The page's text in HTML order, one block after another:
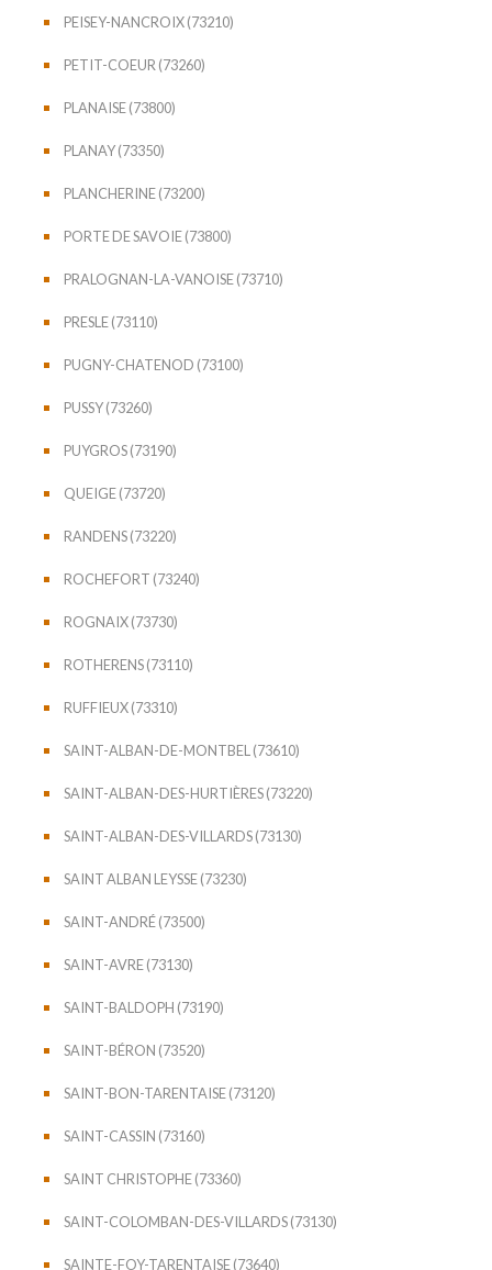
PEISEY-NANCROIX (73210)
PETIT-COEUR (73260)
PLANAISE (73800)
PLANAY (73350)
PLANCHERINE (73200)
PORTE DE SAVOIE (73800)
PRALOGNAN-LA-VANOISE (73710)
PRESLE (73110)
PUGNY-CHATENOD (73100)
PUSSY (73260)
PUYGROS (73190)
QUEIGE (73720)
RANDENS (73220)
ROCHEFORT (73240)
ROGNAIX (73730)
ROTHERENS (73110)
RUFFIEUX (73310)
SAINT-ALBAN-DE-MONTBEL (73610)
SAINT-ALBAN-DES-HURTIÈRES (73220)
SAINT-ALBAN-DES-VILLARDS (73130)
SAINT ALBAN LEYSSE (73230)
SAINT-ANDRÉ (73500)
SAINT-AVRE (73130)
SAINT-BALDOPH (73190)
SAINT-BÉRON (73520)
SAINT-BON-TARENTAISE (73120)
SAINT-CASSIN (73160)
SAINT CHRISTOPHE (73360)
SAINT-COLOMBAN-DES-VILLARDS (73130)
SAINTE-FOY-TARENTAISE (73640)